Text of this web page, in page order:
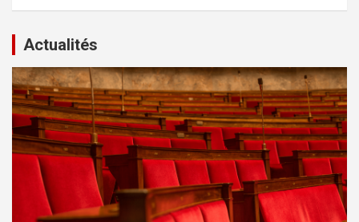
Actualités